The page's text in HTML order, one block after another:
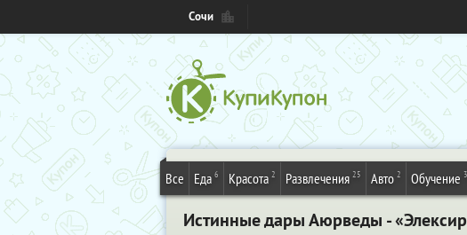
Сочи
Все Еда 6 Красота 2 Развлечения 25 Авто 2 Обучение
Истинные дары Аюрведы -